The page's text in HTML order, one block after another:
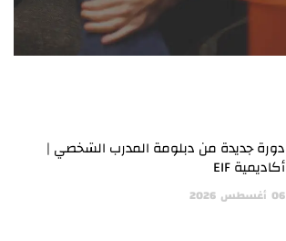
دورة جديدة من دبلومة المدرب الشخصي |
أكاديمية EIF
06 أغسطس 2026